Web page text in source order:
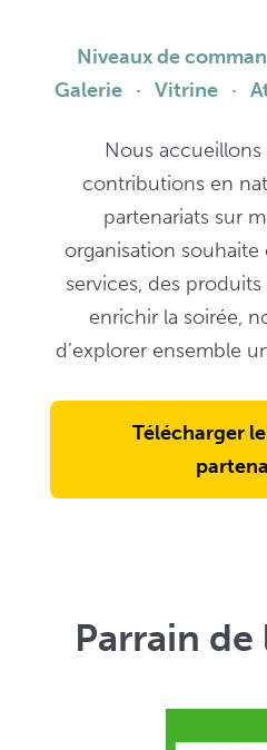
Niveaux de
Galerie · Vitrine ·
Nous
contributions en
partenariats sur
organisation
services, des
enrichir la soirée,
d’explorer ensemble
Télécharger
Parrain